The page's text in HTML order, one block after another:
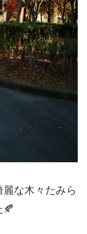
な木々たみら
🍂